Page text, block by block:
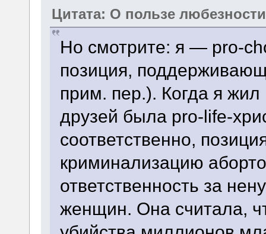
Цитата: О пользе
Но смотрите: я — pro-
позиция,
прим. пер.). Когда я
друзей была pro-life-
соответственно,
криминализацию
ответственность за
женщин. Она считала,